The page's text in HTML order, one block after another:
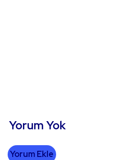
Yorum Yok
Yorum Ekle